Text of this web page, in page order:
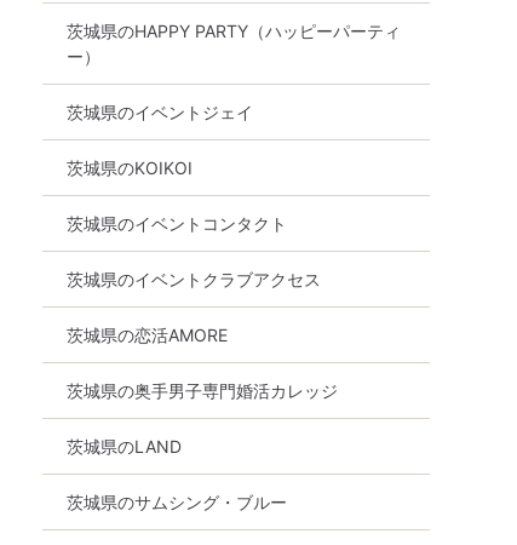
茨城県のHAPPY PARTY（ハッピーパーティ
ー）
茨城県のイベントジェイ
茨城県のKOIKOI
茨城県のイベントコンタクト
茨城県のイベントクラブアクセス
茨城県の恋活AMORE
茨城県の奥手男子専門婚活カレッジ
茨城県のLAND
茨城県のサムシング・ブルー